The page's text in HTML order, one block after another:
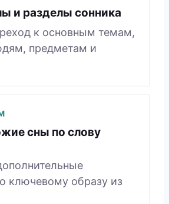
и разделы сонника
к основным темам,
предметам и
сны по слову
ключевому образу из